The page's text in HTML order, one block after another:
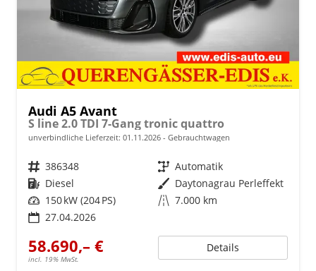
Audi A5 Avant
S line 2.0 TDI 7-Gang tronic quattro
unverbindliche Lieferzeit: 01.11.2026 Gebrauchtwagen
Fahrzeugnr. 386348 Getriebe Automatik
Kraftstoff Diesel Außenfarbe Daytonagrau Perleffekt
Leistung 150 kW (204 PS) Kilometerstand 7.000 km
27.04.2026
58.690,– €
incl. 19% MwSt.
Details